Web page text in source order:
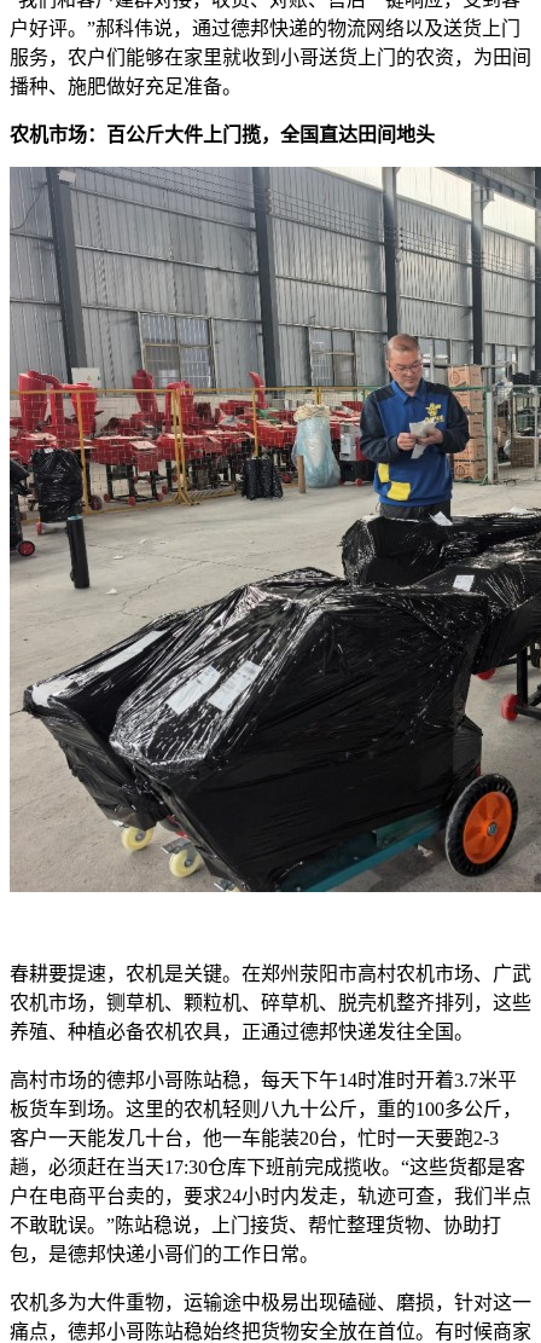
户好评。”郝科伟说，通过德邦快递的物流网络以及送货上门
服务，农户们能够在家里就收到小哥送货上门的农资，为田间
播种、施肥做好充足准备。
农机市场：百公斤大件上门揽，全国直达田间地头
春耕要提速，农机是关键。在郑州荥阳市高村农机市场、广武
农机市场，铡草机、颗粒机、碎草机、脱壳机整齐排列，这些
养殖、种植必备农机农具，正通过德邦快递发往全国。
高村市场的德邦小哥陈站稳，每天下午14时准时开着3.7米平
板货车到场。这里的农机轻则八九十公斤，重的100多公斤，
客户一天能发几十台，他一车能装20台，忙时一天要跑2-3
趟，必须赶在当天17:30仓库下班前完成揽收。“这些货都是客
户在电商平台卖的，要求24小时内发走，轨迹可查，我们半点
不敢耽误。”陈站稳说，上门接货、帮忙整理货物、协助打
包，是德邦快递小哥们的工作日常。
农机多为大件重物，运输途中极易出现磕碰、磨损，针对这一
痛点，德邦小哥陈站稳始终把货物安全放在首位。有时候商家